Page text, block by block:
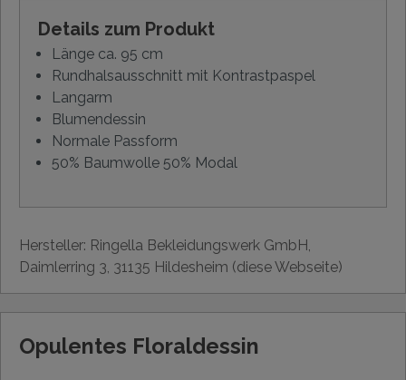
Details zum Produkt
Länge ca. 95 cm
Rundhalsausschnitt mit Kontrastpaspel
Langarm
Blumendessin
Normale Passform
50% Baumwolle 50% Modal
Hersteller: Ringella Bekleidungswerk GmbH,
Daimlerring 3, 31135 Hildesheim (diese Webseite)
Opulentes Floraldessin